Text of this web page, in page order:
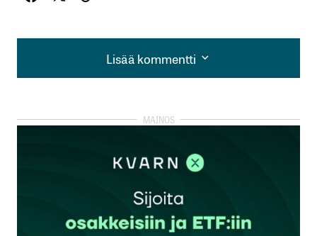
Lisää kommentti
Lisää kommentti
kirjautua
rekisteröityä